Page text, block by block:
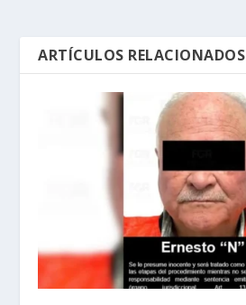
ARTÍCULOS RELACIONADOS